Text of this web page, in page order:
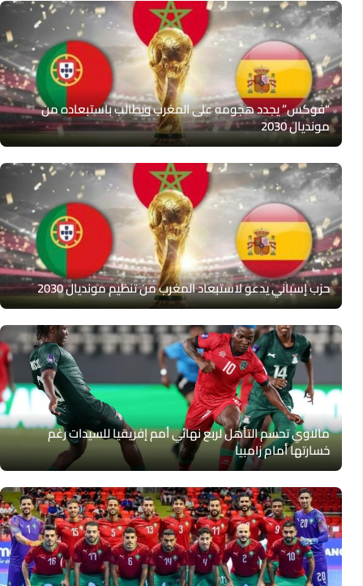
“فوكس” يجدد هجومه على المغرب ويطالب باستبعاده من
مونديال 2030
حزب إسباني يدعو لاستبعاد المغرب من تنظيم مونديال 2030
مالاوي تحسم التأهل لربع نهائي أمم إفريقيا للسيدات رغم
خسارتها أمام زامبيا